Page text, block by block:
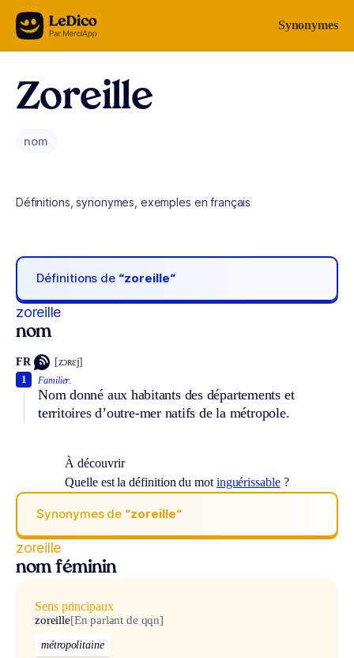
Aller au contenu Synonymes
Zoreille
nom
Définitions, synonymes, exemples en français
Définitions de “zoreille“
zoreille
nom
FR [zɔʀɛj]
Familier.
Nom donné aux habitants des départements et
territoires d’outre-mer natifs de la métropole.
1
À découvrir
Quelle est la définition du mot inguérissable?
Synonymes de “zoreille“
zoreille
nom féminin
Sens principaux
zoreille[En parlant de qqn]
métropolitaine